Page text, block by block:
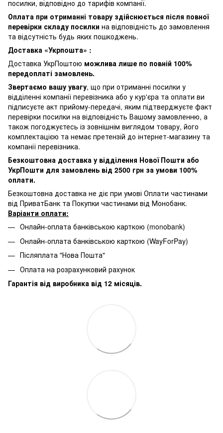
посилки, відповідно до тарифів компанії.
Оплата при отриманні товару здійснюється після повної
перевірки складу посилки на відповідність до замовлення
та відсутність будь яких пошкоджень.
Доставка «Укрпошта» :
Доставка УкрПоштою можлива лише по повній 100%
передоплаті замовлень.
Звертаємо вашу увагу, що при отриманні посилки у
відділенні компанії перевізника або у кур'єра та оплати ви
підписуєте акт прийому-передачі, яким підтверджуєте факт
перевірки посилки на відповідність Вашому замовленню, а
також погоджуєтесь із зовнішнім виглядом товару, його
комплектацією та немає претензій до інтернет-магазину та
компанії перевізника.
Безкоштовна доставка у відділення Нової Пошти або
УкрПошти для замовлень від 2500 грн за умови 100%
оплати.
Безкоштовна доставка не діє при умові Оплати частинами
від ПриватБанк та Покупки частинами від Монобанк.
Варіанти оплати:
Онлайн-оплата банківською карткою (monobank)
Онлайн-оплата банківською карткою (WayForPay)
Післяплата "Нова Пошта"
Оплата на розрахунковий рахунок
Гарантія від виробника від 12 місяців.